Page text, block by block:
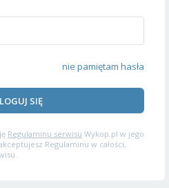
nie pamiętam hasła
SIĘ
Regulaminu serwisu Wykop.pl w jego
Regulaminu w całości,